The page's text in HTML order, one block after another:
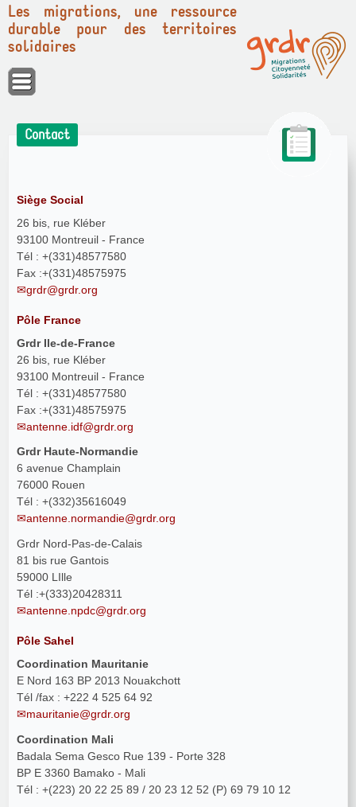
Panneau de gestion des cookies
Les migrations, une ressource
durable pour des territoires
solidaires
Contact
Siège Social
26 bis, rue Kléber
93100 Montreuil - France
Tél : +(331)48577580
Fax :+(331)48575975
grdr@grdr.org
Pôle France
Grdr Ile-de-France
26 bis, rue Kléber
93100 Montreuil - France
Tél : +(331)48577580
Fax :+(331)48575975
antenne.idf@grdr.org
Grdr Haute-Normandie
6 avenue Champlain
76000 Rouen
Tél : +(332)35616049
antenne.normandie@grdr.org
Grdr Nord-Pas-de-Calais
81 bis rue Gantois
59000 LIlle
Tél :+(333)20428311
antenne.npdc@grdr.org
Pôle Sahel
Coordination Mauritanie
E Nord 163 BP 2013 Nouakchott
Tél /fax : +222 4 525 64 92
mauritanie@grdr.org
Coordination Mali
Badala Sema Gesco Rue 139 - Porte 328
BP E 3360 Bamako - Mali
Tél : +(223) 20 22 25 89 / 20 23 12 52 (P) 69 79 10 12